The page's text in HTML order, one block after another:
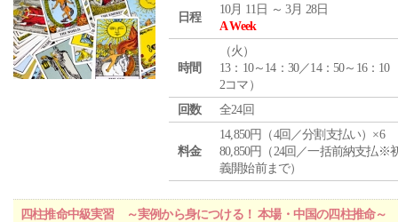
日程
10月 11日 ～ 3月 28日
A Week
時間
（火 ）
13：10～14：30／14：50～16：10
2コマ）
回数
全24回
料金
14,850円（4回／分割支払い）×6
80,850円（24回／一括前納支払※
義開始前まで）
四柱推命中級実習 ～実例から身につける！ 本場・中国の四柱推命～